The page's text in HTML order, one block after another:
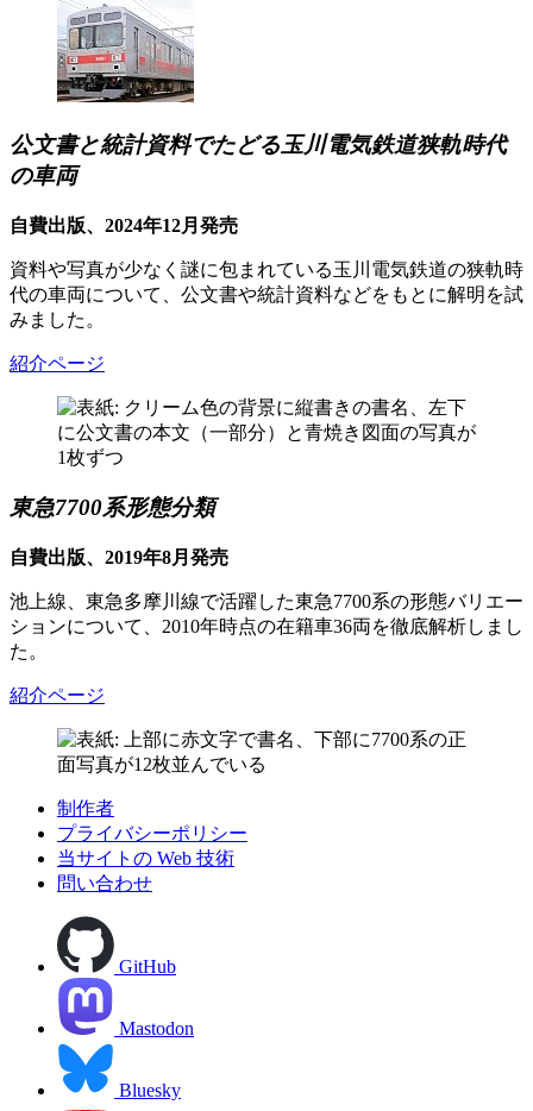
公文書と統計資料でたどる玉川電気鉄道狭軌時代
の車両
自費出版、2024年12月発売
資料や写真が少なく謎に包まれている玉川電気鉄道の狭軌時
代の車両について、公文書や統計資料などをもとに解明を試
みました。
紹介ページ
東急7700系形態分類
自費出版、2019年8月発売
池上線、東急多摩川線で活躍した東急7700系の形態バリエー
ションについて、2010年時点の在籍車36両を徹底解析しまし
た。
紹介ページ
制作者
プライバシーポリシー
当サイトの Web 技術
問い合わせ
GitHub
Mastodon
Bluesky